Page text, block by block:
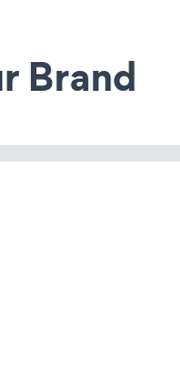
Brand